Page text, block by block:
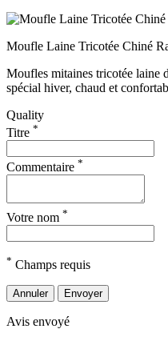
Moufle Laine Tricotée Chiné
Moufles mitaines tricotée laine
spécial hiver, chaud et
Quality
Titre *
Commentaire *
Votre nom *
* Champs requis
Annuler Envoyer
Avis envoyé